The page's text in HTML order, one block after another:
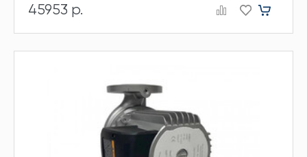
45953 р.